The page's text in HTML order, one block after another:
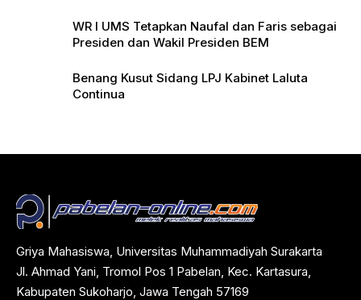
WR I UMS Tetapkan Naufal dan Faris sebagai
Presiden dan Wakil Presiden BEM
Benang Kusut Sidang LPJ Kabinet Laluta
Continua
Griya Mahasiswa, Universitas Muhammadiyah Surakarta
Jl. Ahmad Yani, Tromol Pos 1 Pabelan, Kec. Kartasura,
Kabupaten Sukoharjo, Jawa Tengah 57169